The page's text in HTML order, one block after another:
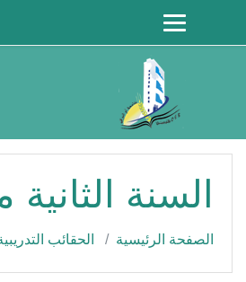
السنة
الصفحة الرئيسية الحقائب